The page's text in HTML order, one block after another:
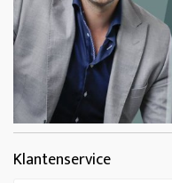
Klantenservice